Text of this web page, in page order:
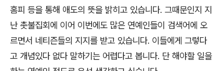
홈피 등을 통해 애도의 뜻을 밝히고 있습니다. 그때문인지 지
난 촛불집회에 이어 이번에도 많은 연예인들이 검색어에 오
르면서 네티즌들의 지지를 받고 있습니다. 이들에게 그렇다
고 개념있다 없다 말하기는 어렵다고 봅니다. 단 해야할 일을